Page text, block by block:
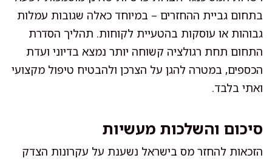
בתחום גביית ההחזרים – במיוחד כאלה שגובות עמלות
גבוהות או עוסקות בהטעיית לקוחות. תהליך הסדרת
התחום תחת רגולציה קשוחה יותר נמצא בדיוני ועדת
הכספים, במטרה להגן על הצרכן ולהבטיח טיפול מקצועי
ואתי בלבד.
סיכום והשלכות מעשיות
הזכאות להחזר מס בישראל נשענת על עקרונות הצדק